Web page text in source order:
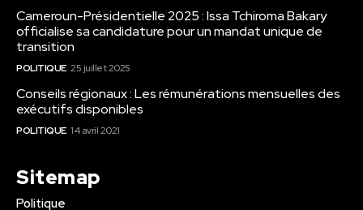
Cameroun-Présidentielle 2025 : Issa Tchiroma Bakary
officialise sa candidature pour un mandat unique de
transition
POLITIQUE 25 juillet 2025
Conseils régionaux : Les rémunérations mensuelles des
exécutifs disponibles
POLITIQUE 14 avril 2021
Sitemap
Politique